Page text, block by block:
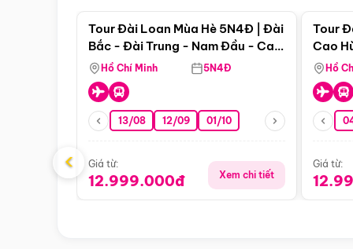
Tour Đài Loan Mùa Hè 5N4Đ | Đài
Bắc - Đài Trung - Nam Đầu - Cao
Hùng ( Bay Vn)
Hồ Chí Minh 5N4Đ
13/08 12/09 01/10
Giá từ:
12.999.000đ Xem chi tiết
Tour
Cao
(Bay
Hồ
Giá từ:
‹